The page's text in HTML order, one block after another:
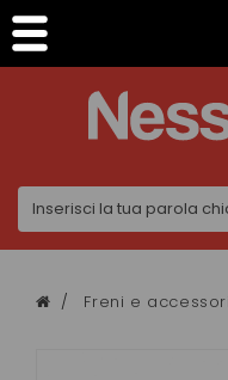
Freni e accessori
Pannello di gestione dei